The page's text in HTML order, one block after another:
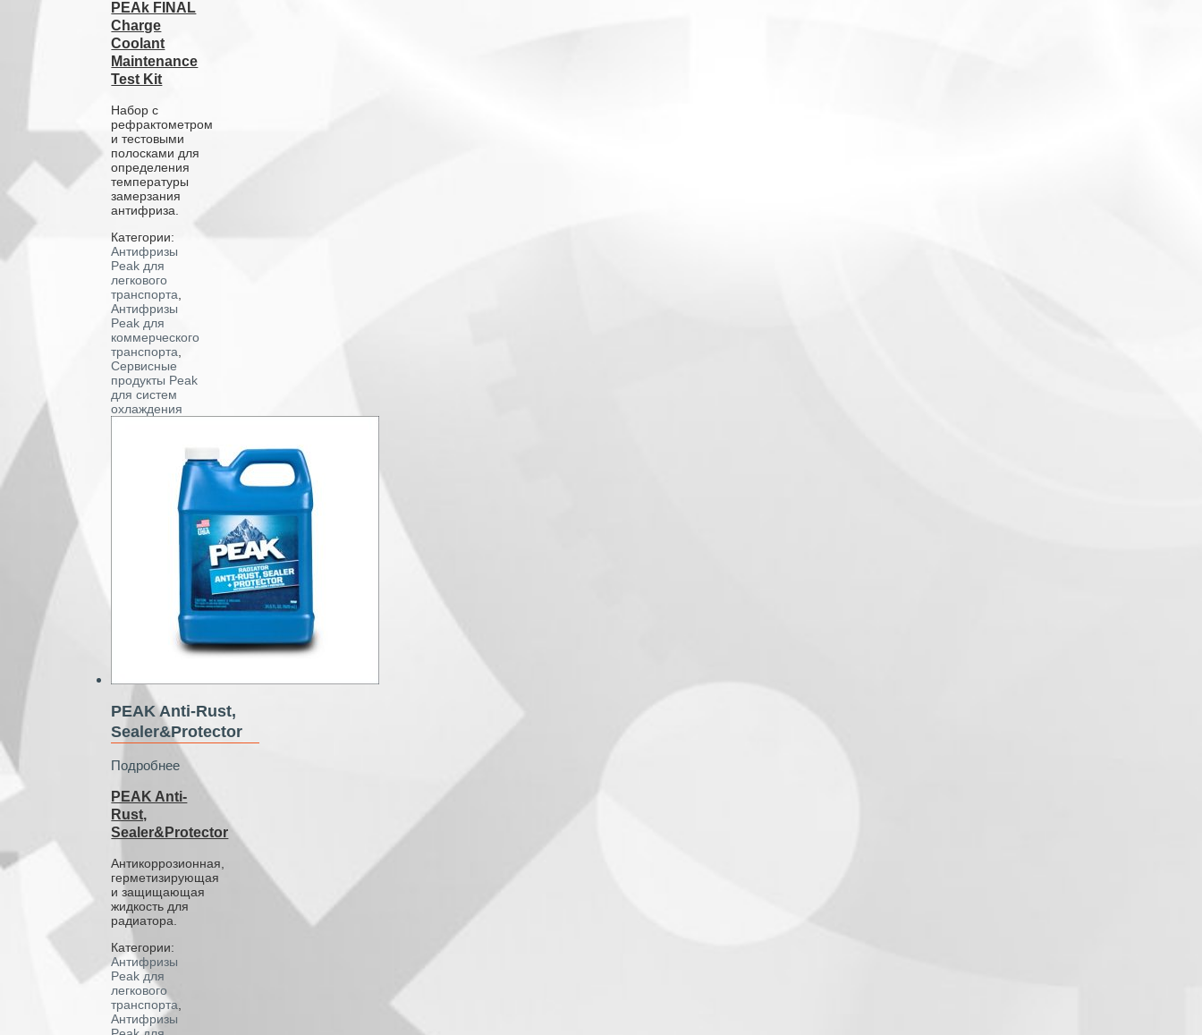
PEAk FINAL
Charge
Coolant
Maintenance
Test Kit
Набор с
рефрактометром
и тестовыми
полосками для
определения
температуры
замерзания
антифриза.
Категории:
Антифризы
Peak для
легкового
транспорта
Антифризы
Peak для
коммерческого
транспорта
Сервисные
продукты Peak
для систем
охлаждения
PEAK Anti-Rust,
Sealer&Protector
Подробнее
PEAK Anti-
Rust,
Sealer&Protector
Антикоррозионная,
герметизирующая
и защищающая
жидкость для
радиатора.
Категории:
Антифризы
Peak для
легкового
транспорта
Антифризы